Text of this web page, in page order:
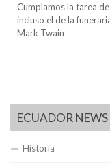
Cumplamos la tarea
incluso el de la
Mark Twain
ECUADOR NEWS
Historia